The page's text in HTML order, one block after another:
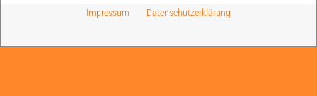
Impressum Datenschutzerklärung